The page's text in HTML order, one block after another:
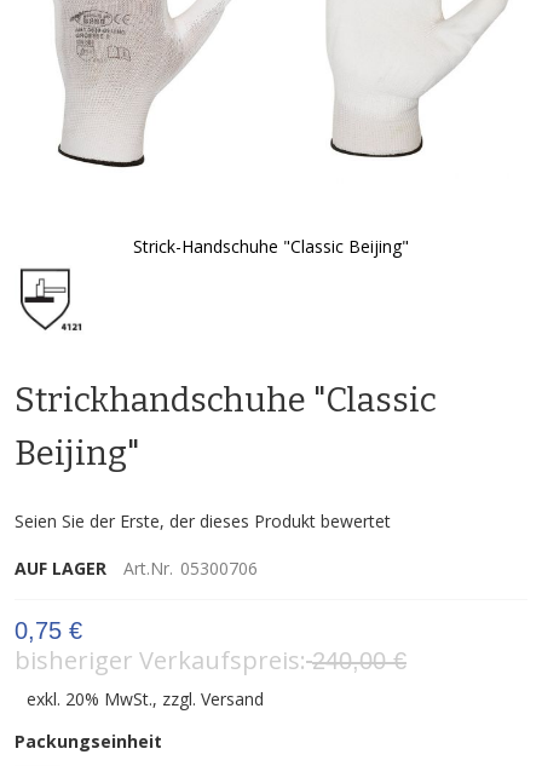
Strick-Handschuhe "Classic Beijing"
Zum
Anfang
der
Strickhandschuhe "Classic
Beijing"
Seien Sie der Erste, der dieses Produkt bewertet
AUF LAGER Art.Nr. 05300706
0,75 €
bisheriger Verkaufspreis 240,00 €
exkl. 20% MwSt., zzgl. Versand
Packungseinheit